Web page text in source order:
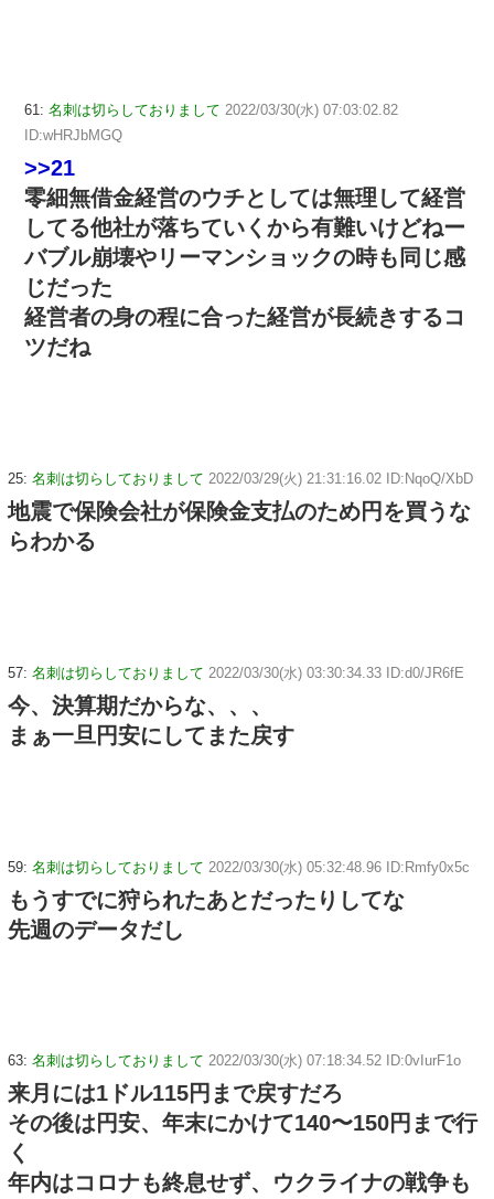
61: 名刺は切らしておりまして 2022/03/30(水) 07:03:02.82
ID:wHRJbMGQ
>>21
零細無借金経営のウチとしては無理して経営
してる他社が落ちていくから有難いけどねー
バブル崩壊やリーマンショックの時も同じ感
じだった
経営者の身の程に合った経営が長続きするコ
ツだね
25: 名刺は切らしておりまして 2022/03/29(火) 21:31:16.02 ID:NqoQ/XbD
地震で保険会社が保険金支払のため円を買うな
らわかる
57: 名刺は切らしておりまして 2022/03/30(水) 03:30:34.33 ID:d0/JR6fE
今、決算期だからな、、、
まぁ一旦円安にしてまた戻す
59: 名刺は切らしておりまして 2022/03/30(水) 05:32:48.96 ID:Rmfy0x5c
もうすでに狩られたあとだったりしてな
先週のデータだし
63: 名刺は切らしておりまして 2022/03/30(水) 07:18:34.52 ID:0vIurF1o
来月には1ドル115円まで戻すだろ
その後は円安、年末にかけて140〜150円まで行
く
年内はコロナも終息せず、ウクライナの戦争も